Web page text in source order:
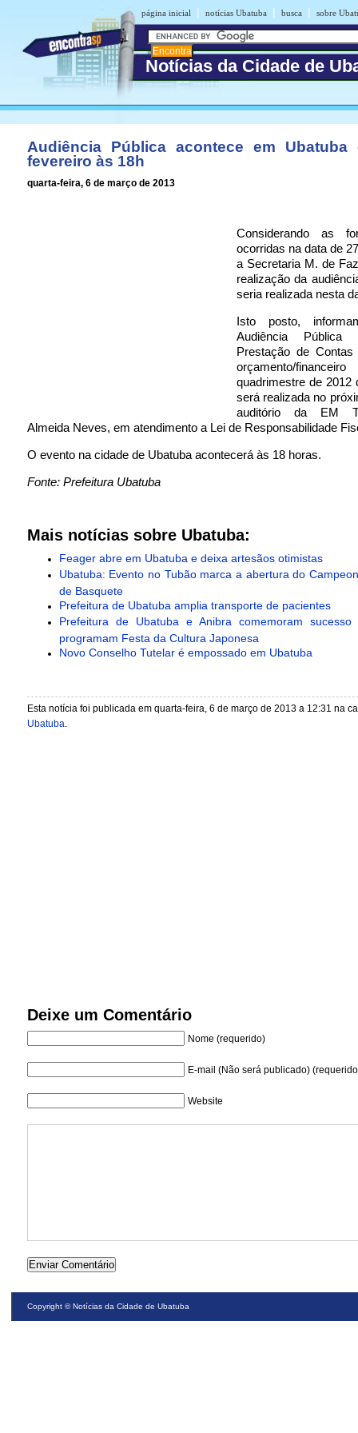
página inicial | notícias Ubatuba | busca | sobre
Notícias da Cidade de
Audiência Pública acontece em
fevereiro às 18h
quarta-feira, 6 de março de 2013
Considerando as
ocorridas na data de
a Secretaria M. de
realização da
seria realizada nesta
Isto posto,
Audiência Pública
Prestação de Contas
orçamento/
quadrimestre de 2012
será realizada no
auditório da EM
Almeida Neves, em atendimento a Lei de Responsabilidade
O evento na cidade de Ubatuba acontecerá às 18 horas.
Fonte: Prefeitura Ubatuba
Mais notícias sobre Ubatuba:
Feager abre em Ubatuba e deixa artesãos otimistas
Ubatuba: Evento no Tubão marca a abertura do
de Basquete
Prefeitura de Ubatuba amplia transporte de pacientes
Prefeitura de Ubatuba e Anibra comemoram
programam Festa da Cultura Japonesa
Novo Conselho Tutelar é empossado em Ubatuba
Esta notícia foi publicada em quarta-feira, 6 de março de 2013 a 12:31 na
Ubatuba.
Deixe um Comentário
Nome (requerido)
E-mail (Não será publicado)
Website
Copyright ©Notícias da Cidade de Ubatuba